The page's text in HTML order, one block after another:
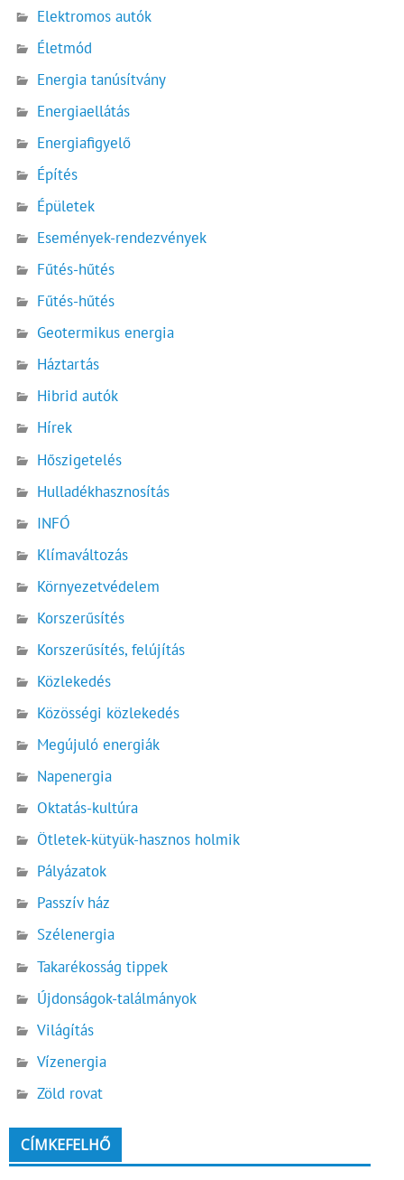
Elektromos autók
Életmód
Energia tanúsítvány
Energiaellátás
Energiafigyelő
Építés
Épületek
Események-rendezvények
Fűtés-hűtés
Fűtés-hűtés
Geotermikus energia
Háztartás
Hibrid autók
Hírek
Hőszigetelés
Hulladékhasznosítás
INFÓ
Klímaváltozás
Környezetvédelem
Korszerűsítés
Korszerűsítés, felújítás
Közlekedés
Közösségi közlekedés
Megújuló energiák
Napenergia
Oktatás-kultúra
Ötletek-kütyük-hasznos holmik
Pályázatok
Passzív ház
Szélenergia
Takarékosság tippek
Újdonságok-találmányok
Világítás
Vízenergia
Zöld rovat
CÍMKEFELHŐ